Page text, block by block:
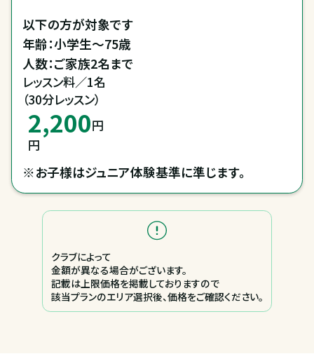
以下の方が対象です
年齢：小学生～75歳
人数：ご家族2名まで
レッスン料／1名
（30分レッスン）
2,200円
円
※お子様はジュニア体験基準に準じます。
クラブによって
金額が異なる場合がございます。
記載は上限価格を掲載しておりますので
該当プランのエリア選択後、価格をご確認ください。